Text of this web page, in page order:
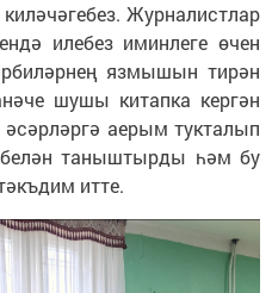
Журналистлар
илебез иминлеге өчен
язмышын тирән
шушы китапка кергән
аерым тукталып
таныштырды һәм бу
итте.